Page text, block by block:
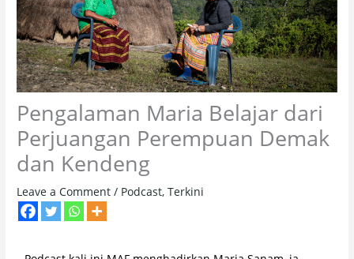
Pengalaman Maria Belajar dari
Perjuangan Perempuan Demak
dan Kendeng
Leave a Comment / Podcast,Terkini